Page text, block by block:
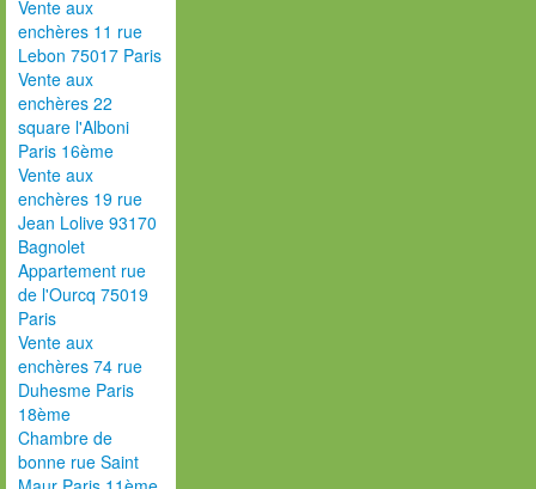
Vente aux
enchères 11 rue
Lebon 75017 Paris
Vente aux
enchères 22
square l'Alboni
Paris 16ème
Vente aux
enchères 19 rue
Jean Lolive 93170
Bagnolet
Appartement rue
de l'Ourcq 75019
Paris
Vente aux
enchères 74 rue
Duhesme Paris
18ème
Chambre de
bonne rue Saint